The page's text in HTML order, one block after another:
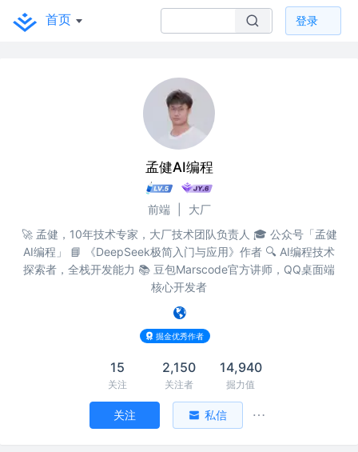
首页 登录
孟健AI编程
前端
大厂
🚀 孟健，10年技术专家，大厂技术团队负责人 🎓 公众号「孟健
AI编程」 📘 《DeepSeek极简入门与应用》作者 🔍 AI编程技术
探索者，全栈开发能力 📚 豆包Marscode官方讲师，QQ桌面端
核心开发者
掘金优秀作者
15
关注
2,150
关注者
14,940
掘力值
关注 私信